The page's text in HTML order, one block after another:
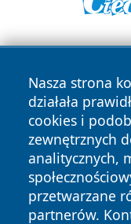
Nasza strona
działała
cookies i
zewnętrznych
analitycznych,
przetwarzane
partnerów.
Copyright © 2026
zastrzeżone.